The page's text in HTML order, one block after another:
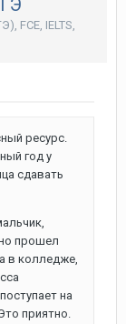
FCE, IELTS,
ресурс.
год у
сдавать
прошел
в колледже,
на
приятно.